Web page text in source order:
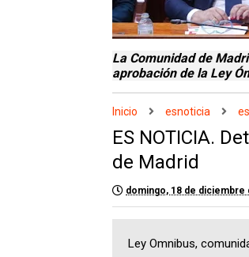
La Comunidad de
aprobación de la Ley
Inicio esnoticia
ES NOTICIA.
de Madrid
domingo, 18 de diciembre
Ley Omnibus,